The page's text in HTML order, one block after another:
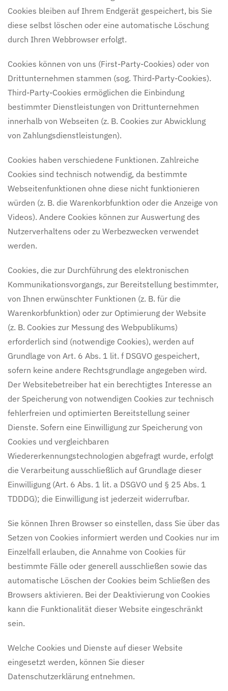
Cookies bleiben auf Ihrem Endgerät gespeichert, bis Sie
diese selbst löschen oder eine automatische Löschung
durch Ihren Webbrowser erfolgt.
Cookies können von uns (First-Party-Cookies) oder von
Drittunternehmen stammen (sog. Third-Party-Cookies).
Third-Party-Cookies ermöglichen die Einbindung
bestimmter Dienstleistungen von Drittunternehmen
innerhalb von Webseiten (z. B. Cookies zur Abwicklung
von Zahlungsdienstleistungen).
Cookies haben verschiedene Funktionen. Zahlreiche
Cookies sind technisch notwendig, da bestimmte
Webseitenfunktionen ohne diese nicht funktionieren
würden (z. B. die Warenkorbfunktion oder die Anzeige von
Videos). Andere Cookies können zur Auswertung des
Nutzerverhaltens oder zu Werbezwecken verwendet
werden.
Cookies, die zur Durchführung des elektronischen
Kommunikationsvorgangs, zur Bereitstellung bestimmter,
von Ihnen erwünschter Funktionen (z. B. für die
Warenkorbfunktion) oder zur Optimierung der Website
(z. B. Cookies zur Messung des Webpublikums)
erforderlich sind (notwendige Cookies), werden auf
Grundlage von Art. 6 Abs. 1 lit. f DSGVO gespeichert,
sofern keine andere Rechtsgrundlage angegeben wird.
Der Websitebetreiber hat ein berechtigtes Interesse an
der Speicherung von notwendigen Cookies zur technisch
fehlerfreien und optimierten Bereitstellung seiner
Dienste. Sofern eine Einwilligung zur Speicherung von
Cookies und vergleichbaren
Wiedererkennungstechnologien abgefragt wurde, erfolgt
die Verarbeitung ausschließlich auf Grundlage dieser
Einwilligung (Art. 6 Abs. 1 lit. a DSGVO und § 25 Abs. 1
TDDDG); die Einwilligung ist jederzeit widerrufbar.
Sie können Ihren Browser so einstellen, dass Sie über das
Setzen von Cookies informiert werden und Cookies nur im
Einzelfall erlauben, die Annahme von Cookies für
bestimmte Fälle oder generell ausschließen sowie das
automatische Löschen der Cookies beim Schließen des
Browsers aktivieren. Bei der Deaktivierung von Cookies
kann die Funktionalität dieser Website eingeschränkt
sein.
Welche Cookies und Dienste auf dieser Website
eingesetzt werden, können Sie dieser
Datenschutzerklärung entnehmen.